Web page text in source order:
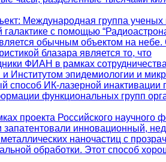
: Международная группа ученых
с помощью
обычным объектом на
блазара является то, что
ФИАН в рамках
эпидемиологии и
способ ИК-лазерной инактивации
функциональных групп
проекта Российского научного
инновационный,
наночастиц с
обработки. Этот способ